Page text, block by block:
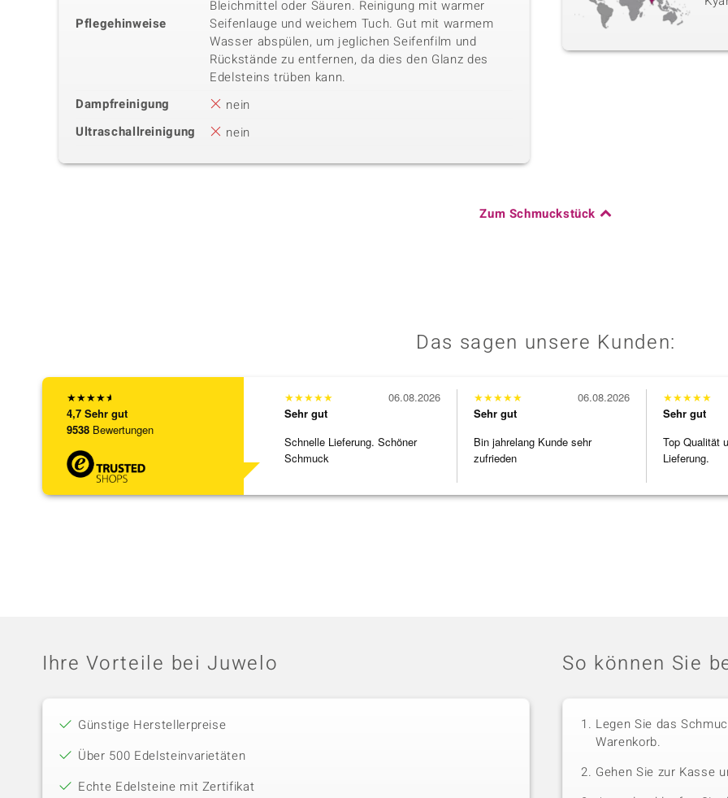
Pflegehinweise
Bleichmittel oder Säuren. Reinigung mit warmer
Seifenlauge und weichem Tuch. Gut mit warmem
Wasser abspülen, um jeglichen Seifenfilm und
Rückstände zu entfernen, da dies den Glanz des
Edelsteins trüben kann.
Dampfreinigung
nein
Ultraschallreinigung
nein
Zum Schmuckstück
Das sagen unsere Kunden:
★★★★★
4,7 Sehr gut
9538 Bewertungen
★★★★★
Sehr gut
Schnelle Lieferung. Schöner
Schmuck
06.08.2026 ★★★★★
Sehr gut
Bin jahrelang Kunde sehr
zufrieden
06.08.2026 ★★★★★
Sehr gut
Top Qualität
Lieferung.
Ihre Vorteile bei Juwelo
Günstige Herstellerpreise
Über 500 Edelsteinvarietäten
Echte Edelsteine mit Zertifikat
So können Sie
Legen Sie das
Warenkorb.
Gehen Sie zur Kasse